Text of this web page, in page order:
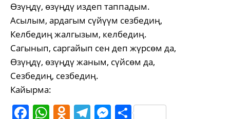
Өзүңдү, өзүңдү издеп таппадым.
Асылым, ардагым сүйүүм сезбедиң,
Келбедиң жалгызым, келбедиң.
Сагынып, саргайып сен деп жүрсөм да,
Өзүңдү, өзүңдү жаным, сүйсөм да,
Сезбедиң, сезбедиң.
Кайырма:
Facebook
WhatsApp
Odnoklassniki
Telegram
Messenger
Share